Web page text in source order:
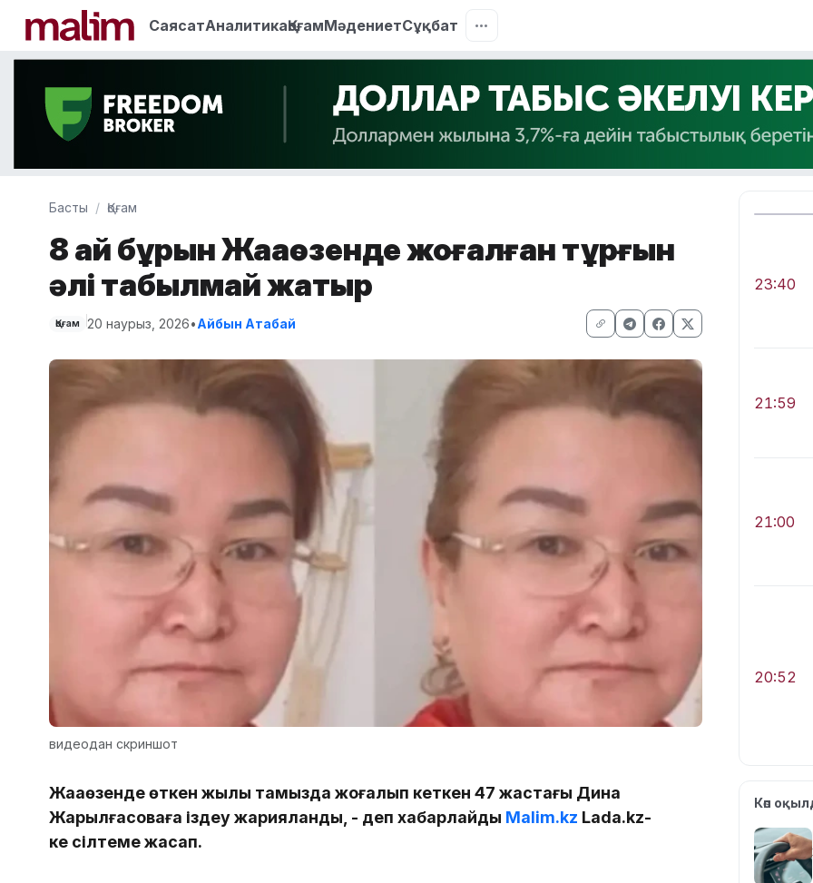
СаясатАналитикаҚоғамМәдениетСұқбат
Басты Қоғам
8 ай бұрын Жаңаөзенде жоғалған тұрғын
әлі табылмай жатыр
Қоғам 20 наурыз, 2026•Айбын Атабай
видеодан скриншот
Жаңаөзенде өткен жылы тамызда жоғалып кеткен 47 жастағы Дина
Жарылғасоваға іздеу жарияланды, - деп хабарлайды Malim.kz Lada.kz-
ке сілтеме жасап.
23:40
21:59
21:00
20:52
19:39
Көп